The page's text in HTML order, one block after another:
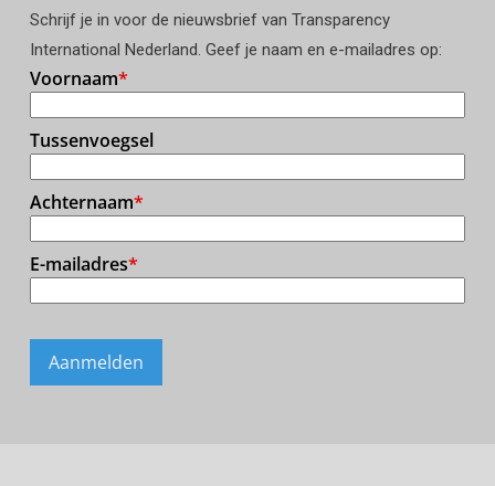
Schrijf je in voor de nieuwsbrief van Transparency
International Nederland. Geef je naam en e-mailadres op: